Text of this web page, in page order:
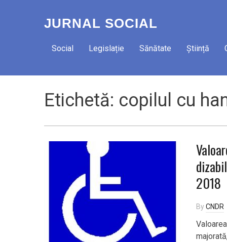
JURNAL SOCIAL
Social Legislație Sănătate Știință
Etichetă: copilul cu
2018
ByCNDR